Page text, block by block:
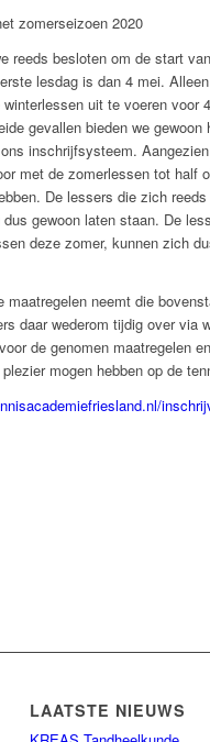
zomerseizoen 2020
reeds besloten om de start
lesdag is dan 4 mei.
uit te voeren voor
gevallen bieden we
inschrijfsysteem.
met de zomerlessen tot half
De lessers die zich
gewoon laten staan. De
deze zomer, kunnen zich
neemt die
daar wederom tijdig over via
de genomen maatregelen
mogen hebben op de
LAATSTE NIEUWS